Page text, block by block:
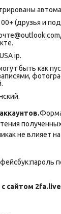
(друзья и
ip.
быть как
не влияет
сайтом